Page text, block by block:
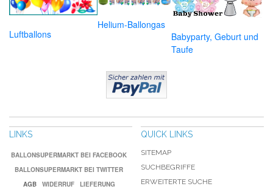
Luftballons
Helium-Ballongas
Babyparty, Geburt und
Taufe
LINKS
BALLONSUPERMARKT BEI FACEBOOK
BALLONSUPERMARKT BEI TWITTER
AGB
WIDERRUF
LIEFERUNG
QUICK LINKS
SITEMAP
SUCHBEGRIFFE
ERWEITERTE SUCHE